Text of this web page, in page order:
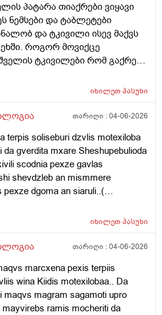
პატარა თიაქრები ვიყავი
ნემსები და ტაბლეტები
და ტკივილი ისევ მაქვს
როგორ მოვიქცე
ტკივილები რომ გაქრეს.
ცოტა მაშინ მიმსუბუქდება
ან რა გავიკეთო გთხოვთ
იხილეთპასუხი
თარიღი :04-06-2026
terpis soliseburi dzvlis motexiloba
da gverdita mxare Sheshupebulioda
scodnia pexze gavlas
shevdzleb an mismmere
pexze dgoma an siaruli..(
mxares ro vwvebi dzilis
asetuise gadavbrundebi da ravi
waramara vdgebi 30wutshi
davdivar an tualetshi shevdivaran
sigarets vewevi da tabashiri ro
vadeb da araa veyrdnobii.
იხილეთპასუხი
თარიღი :04-06-2026
marcxena pexis terpiis
wina Kiidis motexilobaa.. Da
maqvs magram sagamoti upro
ramis mocheriti da